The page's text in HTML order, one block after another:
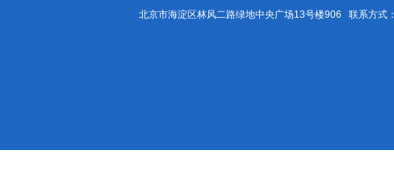
北京市海淀区林风二路绿地中央广场13号楼906 联系方